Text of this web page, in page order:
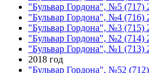
"Бульвар Гордона", №5 (717)
"Бульвар Гордона", №4 (716)
"Бульвар Гордона", №3 (715)
"Бульвар Гордона", №2 (714)
"Бульвар Гордона", №1 (713)
2018 год
"Бульвар Гордона", №52